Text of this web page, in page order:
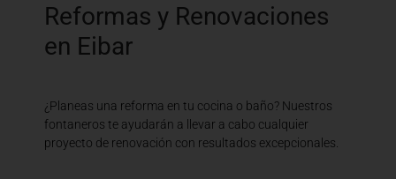
Reformas y Renovaciones
en Eibar
¿Planeas una reforma en tu cocina o baño? Nuestros
fontaneros te ayudarán a llevar a cabo cualquier
proyecto de renovación con resultados excepcionales.